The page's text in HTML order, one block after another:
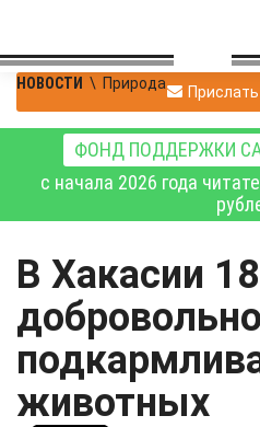
НОВОСТИ \ Природа
ФОНД ПОДДЕРЖКИ
с начала 2026 года
В Хакасии
животных